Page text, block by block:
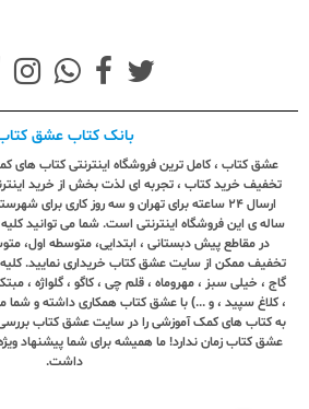
بانک کتاب عشق
عشق کتاب ، کامل ترین فروشگاه اینترنتی کتاب های
تخفیف خرید کتاب ، تجربه ای لذت بخش از خرید
ارسال ٢٤ ساعته برای تهران و سه روز کاری
ساله ی این فروشگاه اینترنتی است. شما می توانید
در مقاطع پیش دبستانی ، ابتدایی، متوسطه اول،
تخفیف ممکن از سایت عشق کتاب خریداری نمایید.
گاج ، خیلی سبز ، مهروماه ، قلم چی ، کاگو ، گلواژه ،
، کلاغ سپید ، و ...) با عشق کتاب همکاری داشته و شما
به کتاب های کمک آموزشی را در سایت عشق کتاب
عشق کتاب زمان ندارد! ما همیشه برای شما پیشنهاد
داشت.